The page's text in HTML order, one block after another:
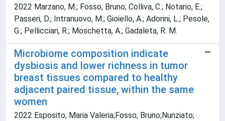
2022 Marzano, M.; Fosso, Bruno; Colliva, C.; Notario, E.;
Passeri, D.; Intranuovo, M.; Gioiello, A.; Adorini, L.; Pesole,
G.; Pellicciari, R.; Moschetta, A.; Gadaleta, R. M.
Microbiome composition indicate
dysbiosis and lower richness in tumor
breast tissues compared to healthy
adjacent paired tissue, within the same
women
2022 Esposito; Maria Valeria;Fosso; Bruno;Nunziato;